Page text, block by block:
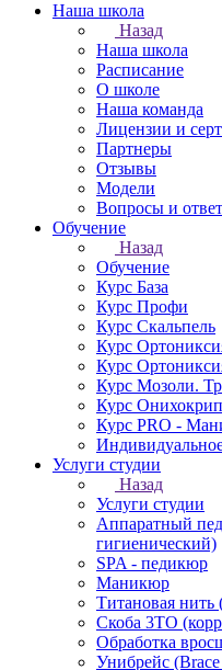
Наша школа
Назад
Наша школа
Расписание
О школе
Наша команда
Лицензии и
Партнеры
Отзывы
Модели
Вопросы и
Обучение
Назад
Обучение
Курс База
Курс Профи
Курс Скальпель
Курс
Курс
Курс Мозоли.
Курс
Курс PRO -
Услуги студии
Назад
Услуги студии
Аппаратный
гигиенический)
SPA - педикюр
Маникюр
Титановая нить
Скоба 3ТО
Обработка
Унибрейс